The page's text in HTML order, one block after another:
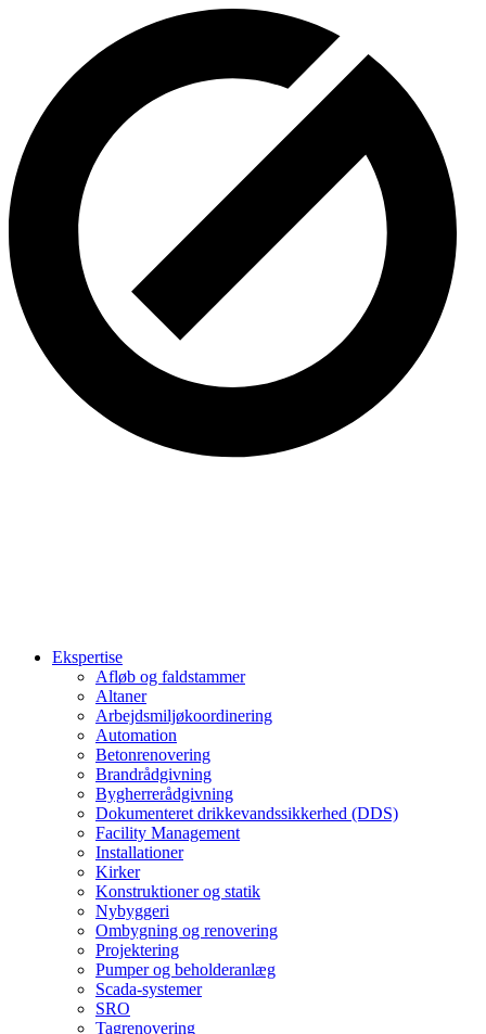
Ekspertise
Afløb og faldstammer
Altaner
Arbejdsmiljøkoordinering
Automation
Betonrenovering
Brandrådgivning
Bygherrerådgivning
Dokumenteret drikkevandssikkerhed (DDS)
Facility Management
Installationer
Kirker
Konstruktioner og statik
Nybyggeri
Ombygning og renovering
Projektering
Pumper og beholderanlæg
Scada-systemer
SRO
Tagrenovering